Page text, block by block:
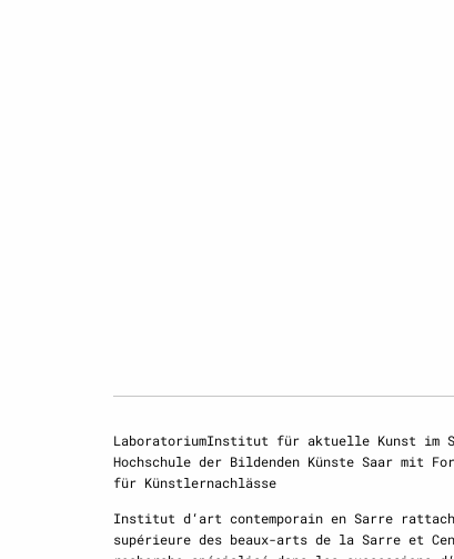
LaboratoriumInstitut für aktuelle Kunst im
Hochschule der Bildenden Künste Saar mit
für Künstlernachlässe
Institut d‘art contemporain en Sarre
supérieure des beaux-arts de la Sarre et